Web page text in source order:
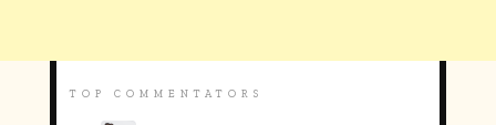
TOP COMMENTATORS